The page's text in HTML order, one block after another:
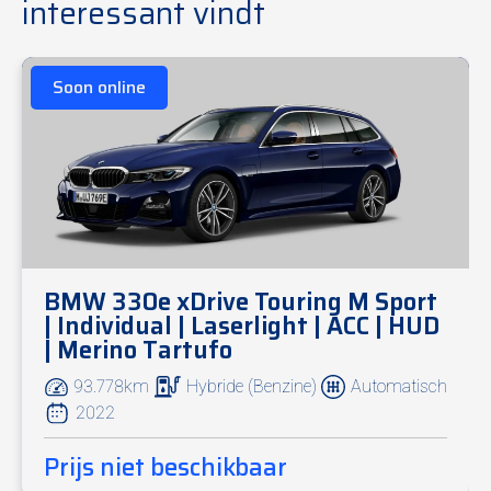
Uitgebreide optielijst
Plus Bright uitvoering
Plug-in Hybrid T4 – 211 pk (155 kW)
Automatische 7-traps DCT versnellingsbak
Voorwielaandrijving
Metallic lak
Google Built-in infotainmentsysteem
Google Maps navigatie
Google Assistant
Google Play Store
12,3" digitaal instrumentenpaneel
9" centraal touchscreen
Apple CarPlay
Android Auto
Bluetooth handsfree
DAB+ digitale radio
interessant vindt
Soon online
BMW 330e xDrive Touring M Sport
| Individual | Laserlight | ACC | HUD
| Merino Tartufo
93.778km Hybride (Benzine)
Automatisch
2022
Prijs niet beschikbaar